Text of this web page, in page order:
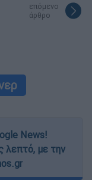
επόμενο
άρθρο
News!
λεπτό, με την